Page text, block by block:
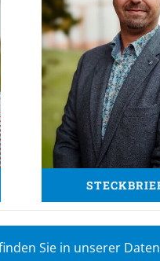
Sie in unserer